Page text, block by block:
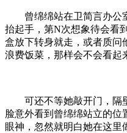
曾绵绵站在卫简言办公
抬起手，第N次想象待会看
盒放下转身就走，或者质问
浪费饭菜，那样会不会看起
可还不等她敲开门，隔
脸意外看到曾绵绵站立的位
眼神，忽然就明白她在这里